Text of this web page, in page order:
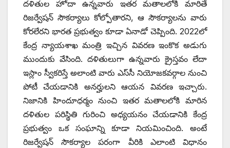
దళితుల హోదా ఉన్నవారు ఇతర మతాలలోకి మారితే
రిజర్వేషన్‌ ‌సౌకర్యాలు కోల్పోతారని, ఆ సౌకర్యాలను వారు
కోరలేరని భారత ప్రభుత్వం కూడా ఏనాడో చెప్పింది. 2022లో
కేంద్ర న్యాయశాఖ మంత్రి ఇచ్చిన వివరణ ఇంకొక అడుగు
ముందుకు వేసింది. దళితులుగా ఉన్నవారు క్రైస్తవం లేదా
ఇస్లాం స్వీకరిస్తే అలాంటి వారు ఎస్‌సీ నియోజకవర్గాల నుంచి
పోటీ చేయడానికి అనర్హులని ఆయన వివరణ ఇచ్చారు.
నిజానికి హిందూధర్మం నుంచి ఇతర మతాలలోకి మారిన
దళితుల పరిస్థితి గురించి అధ్యయనం చేయడానికి కేంద్ర
ప్రభుత్వం ఒక సంఘాన్ని కూడా నియమించింది. అంటే
రిజర్వేషన్‌ ‌సౌకర్యాల పరంగా వీరికి ఎలాంటి విధానం